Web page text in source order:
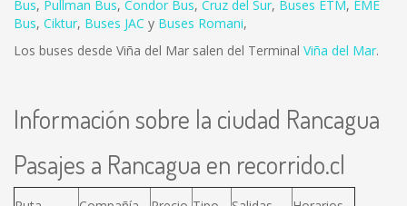
Bus, Pullman Bus, Condor Bus, Cruz del Sur, Buses ETM, EME
Bus, Ciktur, Buses JAC y Buses Romani,
Los buses desde Viña del Mar salen del Terminal Viña del Mar.
Información sobre la ciudad Rancagua
Pasajes a Rancagua en recorrido.cl